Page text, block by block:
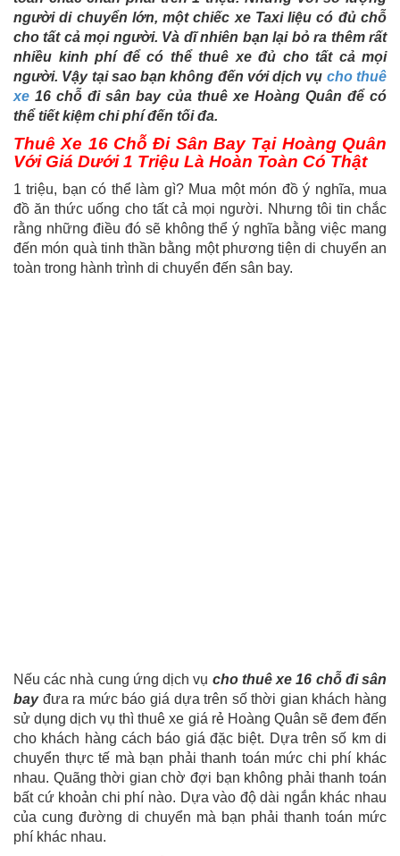
người di chuyển lớn, một chiếc xe Taxi liệu có đủ chỗ
cho tất cả mọi người. Và dĩ nhiên bạn lại bỏ ra thêm rất
nhiều kinh phí để có thể thuê xe đủ cho tất cả mọi
người. Vậy tại sao bạn không đến với dịch vụ cho thuê
xe 16 chỗ đi sân bay của thuê xe Hoàng Quân để có
thể tiết kiệm chi phí đến tối đa.
Thuê Xe 16 Chỗ Đi Sân Bay Tại Hoàng Quân
Với Giá Dưới 1 Triệu Là Hoàn Toàn Có Thật
1 triệu, bạn có thể làm gì? Mua một món đồ ý nghĩa, mua
đồ ăn thức uống cho tất cả mọi người. Nhưng tôi tin chắc
rằng những điều đó sẽ không thể ý nghĩa bằng việc mang
đến món quà tinh thần bằng một phương tiện di chuyển an
toàn trong hành trình di chuyển đến sân bay.
Nếu các nhà cung ứng dịch vụ cho thuê xe 16 chỗ đi sân
bayđưa ra mức báo giá dựa trên số thời gian khách hàng
sử dụng dịch vụ thì thuê xe giá rẻ Hoàng Quân sẽ đem đến
cho khách hàng cách báo giá đặc biệt. Dựa trên số km di
chuyển thực tế mà bạn phải thanh toán mức chi phí khác
nhau. Quãng thời gian chờ đợi bạn không phải thanh toán
bất cứ khoản chi phí nào. Dựa vào độ dài ngắn khác nhau
của cung đường di chuyển mà bạn phải thanh toán mức
phí khác nhau.